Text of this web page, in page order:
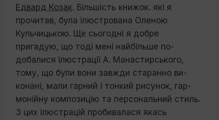
Едвард Козак. Більшість кни­жок. які я
прочитав, була ілюстрована Оле­ною
Кульчицькою. Ще сьогодні я до­бре
пригадую, що тоді мені найбільше по­
добалися ілюстрації А. Манастирського,
тому, що були вони завжди старанно ви­
конані, мали гарний і тонкий рисунок, гар­
монійну композицію та персональний стиль.
З цих ілюстрацій пробивалася якась